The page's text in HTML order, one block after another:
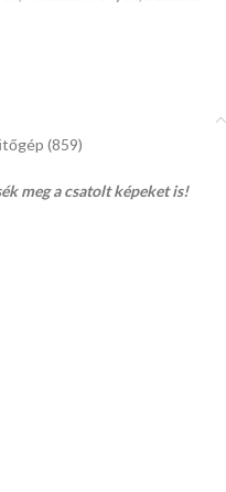
(859)
meg a csatolt képeket is!